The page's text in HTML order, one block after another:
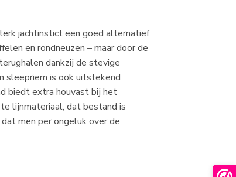
jachtinstict een goed alternatief
en rondneuzen – maar door de
dankzij de stevige
sleepriem is ook uitstekend
biedt extra houvast bij het
lijnmateriaal, dat bestand is
men per ongeluk over de